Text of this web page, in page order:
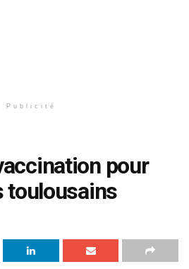
Publicité
pour
toulousains